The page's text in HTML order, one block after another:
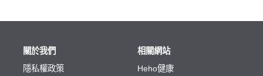
關於我們
隱私權政策
相關網站
Heho健康